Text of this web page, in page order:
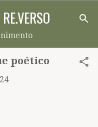
principal
poético